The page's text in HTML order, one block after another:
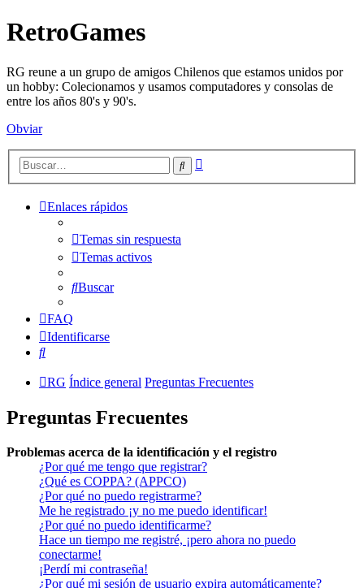
RetroGames
RG reune a un grupo de amigos Chilenos que estamos unidos por
un hobby: Colecionamos y usamos computadores y consolas de
entre los años 80's y 90's.
Obviar
Buscar
Enlaces rápidos
Temas sin respuesta
Temas activos
Buscar
FAQ
Identificarse
Buscar
RG Índice general Preguntas Frecuentes
Preguntas Frecuentes
Problemas acerca de la identificación y el registro
¿Por qué me tengo que registrar?
¿Qué es COPPA? (APPCO)
¿Por qué no puedo registrarme?
Me he registrado ¡y no me puedo identificar!
¿Por qué no puedo identificarme?
Hace un tiempo me registré, ¡pero ahora no puedo
conectarme!
¡Perdí mi contraseña!
¿Por qué mi sesión de usuario expira automáticamente?